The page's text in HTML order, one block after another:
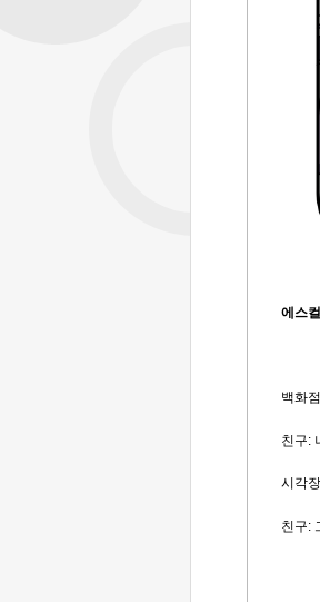
에스
백화
친구:
시각
친구: